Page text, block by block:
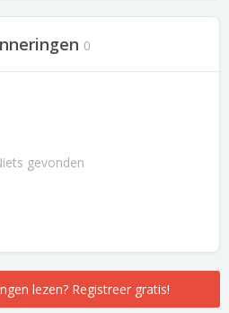
0
gevonden
lezen? Registreer gratis!